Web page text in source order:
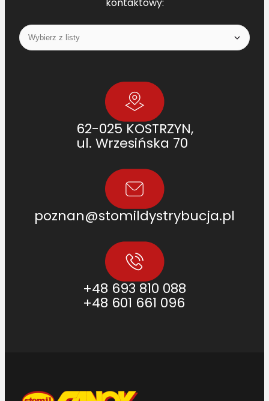
kontaktowy:
62-025 KOSTRZYN,
ul. Wrzesińska 70
poznan@stomildystrybucja.pl
+48 693 810 088
+48 601 661 096